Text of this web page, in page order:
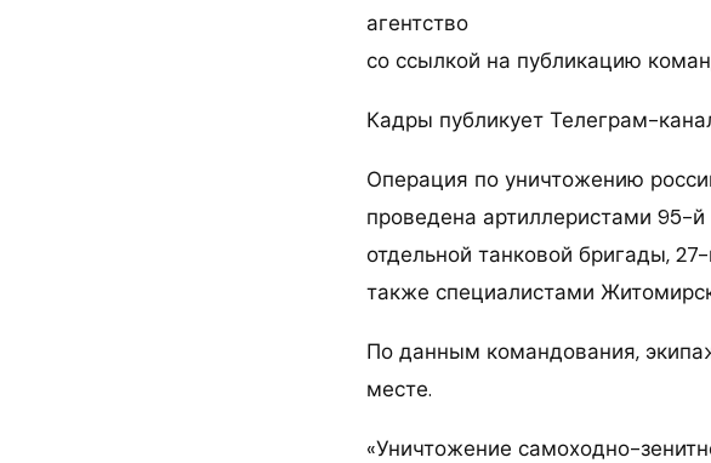
агентство
со ссылкой на публикацию
Кадры публикует Телеграм-
Операция по уничтожению
проведена артиллеристами 95-
отдельной танковой бригады,
также специалистами
По данным командования,
месте.
«Уничтожение самоходно-